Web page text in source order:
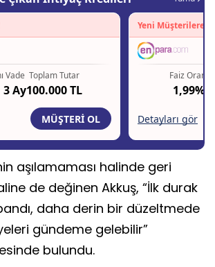
aşılamaması halinde geri
de değinen Akkuş, “İlk durak
bandı, daha derin bir düzeltmede
gündeme gelebilir”
bulundu.